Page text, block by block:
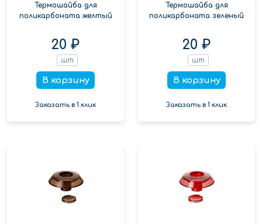
Термошайба для
поликарбоната желтый
20 ₽
шт
В корзину
Заказать в 1 клик
Термошайба для
поликарбоната зеленый
20 ₽
шт
В корзину
Заказать в 1 клик